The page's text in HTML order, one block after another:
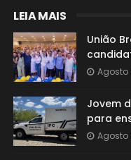
LEIA MAIS
União
Agosto
Jovem
para
Agosto